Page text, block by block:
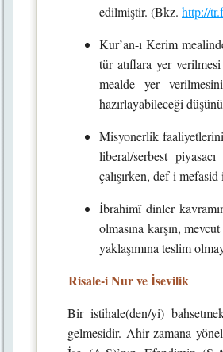
edilmiştir. (Bkz. http://
Kur’an-ı Kerim
tür atıflara yer
mealde yer
hazırlayabileceği
Misyonerlik
liberal/serbest
çalışırken, def-i mefasid
İbrahimî dinler
olmasına karşın,
yaklaşımına teslim
Risale-i Nur ve İsevilik
Bir istihale(den/yi)
gelmesidir. Ahir zamana